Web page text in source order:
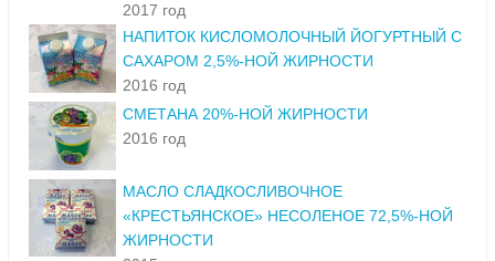
2017 год
НАПИТОК КИСЛОМОЛОЧНЫЙ ЙОГУРТНЫЙ С
САХАРОМ 2,5%-НОЙ ЖИРНОСТИ
2016 год
СМЕТАНА 20%-НОЙ ЖИРНОСТИ
2016 год
МАСЛО СЛАДКОСЛИВОЧНОЕ
«КРЕСТЬЯНСКОЕ» НЕСОЛЕНОЕ 72,5%-НОЙ
ЖИРНОСТИ